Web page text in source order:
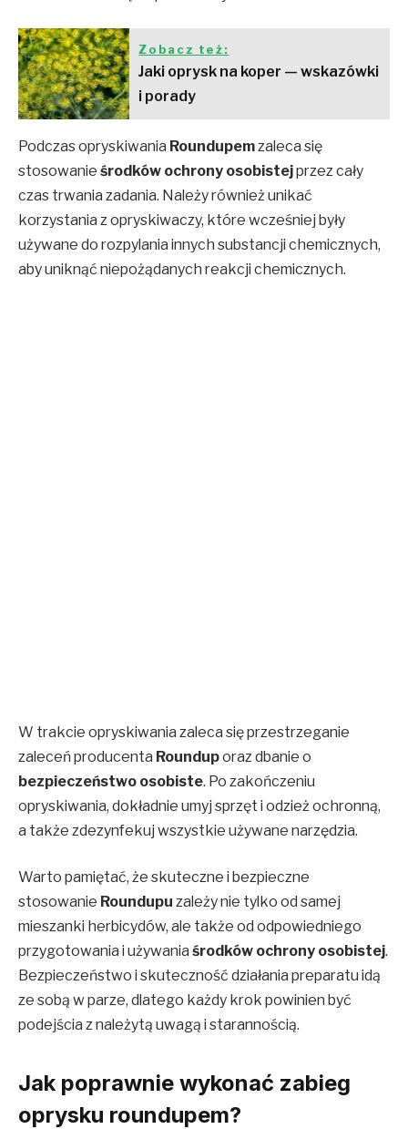
Zobacz też:
Jaki oprysk na koper — wskazówki
i porady
Podczas opryskiwania Roundupemzaleca się
stosowanie środków ochrony osobistejprzez cały
czas trwania zadania. Należy również unikać
korzystania z opryskiwaczy, które wcześniej były
używane do rozpylania innych substancji chemicznych,
aby uniknąć niepożądanych reakcji chemicznych.
W trakcie opryskiwania zaleca się przestrzeganie
zaleceń producenta Rounduporaz dbanie o
bezpieczeństwo osobiste. Po zakończeniu
opryskiwania, dokładnie umyj sprzęt i odzież ochronną,
a także zdezynfekuj wszystkie używane narzędzia.
Warto pamiętać, że skuteczne i bezpieczne
stosowanie Roundupu zależy nie tylko od samej
mieszanki herbicydów, ale także od odpowiedniego
przygotowania i używania środków ochrony osobistej.
Bezpieczeństwo i skuteczność działania preparatu idą
ze sobą w parze, dlatego każdy krok powinien być
podejścia z należytą uwagą i starannością.
Jak poprawnie wykonać zabieg
oprysku roundupem?